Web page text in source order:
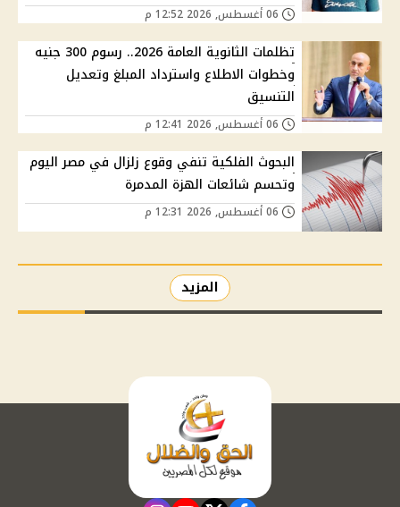
تظلمات الثانوية العامة 2026.. رسوم 300 جنيه
وخطوات الاطلاع واسترداد المبلغ وتعديل
التنسيق
البحوث الفلكية تنفي وقوع زلزال في مصر اليوم
وتحسم شائعات الهزة المدمرة
المزيد